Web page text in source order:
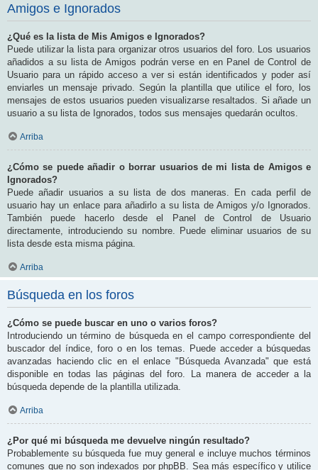
Amigos e Ignorados
¿Qué es la lista de Mis Amigos e Ignorados?
Puede utilizar la lista para organizar otros usuarios del foro. Los usuarios
añadidos a su lista de Amigos podrán verse en en Panel de Control de
Usuario para un rápido acceso a ver si están identificados y poder así
enviarles un mensaje privado. Según la plantilla que utilice el foro, los
mensajes de estos usuarios pueden visualizarse resaltados. Si añade un
usuario a su lista de Ignorados, todos sus mensajes quedarán ocultos.
Arriba
¿Cómo se puede añadir o borrar usuarios de mi lista de Amigos e
Ignorados?
Puede añadir usuarios a su lista de dos maneras. En cada perfil de
usuario hay un enlace para añadirlo a su lista de Amigos y/o Ignorados.
También puede hacerlo desde el Panel de Control de Usuario
directamente, introduciendo su nombre. Puede eliminar usuarios de su
lista desde esta misma página.
Arriba
Búsqueda en los foros
¿Cómo se puede buscar en uno o varios foros?
Introduciendo un término de búsqueda en el campo correspondiente del
buscador del índice, foro o en los temas. Puede acceder a búsquedas
avanzadas haciendo clic en el enlace "Búsqueda Avanzada" que está
disponible en todas las páginas del foro. La manera de acceder a la
búsqueda depende de la plantilla utilizada.
Arriba
¿Por qué mi búsqueda me devuelve ningún resultado?
Probablemente su búsqueda fue muy general e incluye muchos términos
comunes que no son indexados por phpBB. Sea más específico y utilice